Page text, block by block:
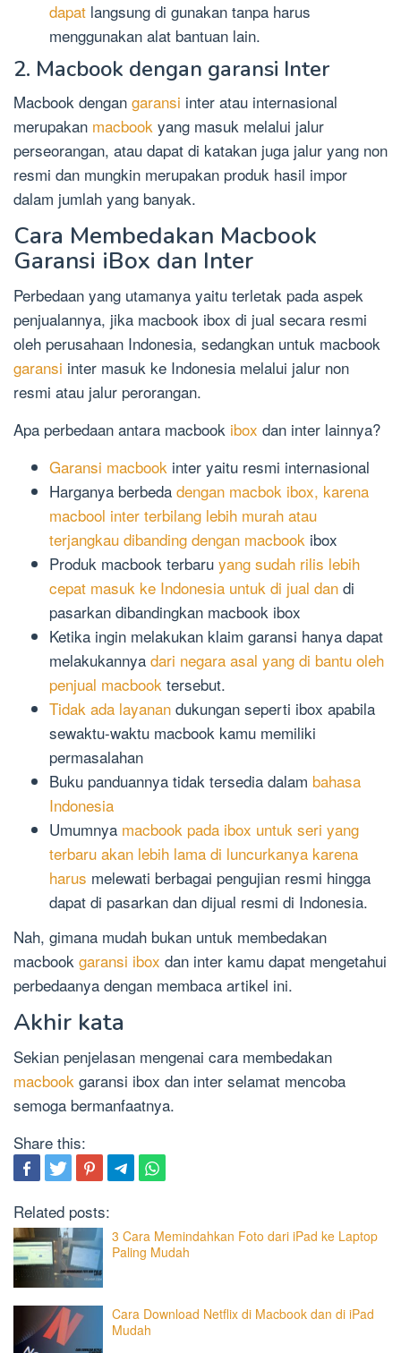
dapat langsung di gunakan tanpa harus
menggunakan alat bantuan lain.
2. Macbook dengan garansi Inter
Macbook dengan garansi inter atau internasional
merupakan macbook yang masuk melalui jalur
perseorangan, atau dapat di katakan juga jalur yang non
resmi dan mungkin merupakan produk hasil impor
dalam jumlah yang banyak.
Cara Membedakan Macbook
Garansi iBox dan Inter
Perbedaan yang utamanya yaitu terletak pada aspek
penjualannya, jika macbook ibox di jual secara resmi
oleh perusahaan Indonesia, sedangkan untuk macbook
garansi inter masuk ke Indonesia melalui jalur non
resmi atau jalur perorangan.
Apa perbedaan antara macbook ibox dan inter lainnya?
Garansi macbook inter yaitu resmi internasional
Harganya berbeda dengan macbok ibox, karena
macbool inter terbilang lebih murah atau
terjangkau dibanding dengan macbook ibox
Produk macbook terbaru yang sudah rilis lebih
cepat masuk ke Indonesia untuk di jual dan di
pasarkan dibandingkan macbook ibox
Ketika ingin melakukan klaim garansi hanya dapat
melakukannya dari negara asal yang di bantu oleh
penjual macbook tersebut.
Tidak ada layanan dukungan seperti ibox apabila
sewaktu-waktu macbook kamu memiliki
permasalahan
Buku panduannya tidak tersedia dalam bahasa
Indonesia
Umumnya macbook pada ibox untuk seri yang
terbaru akan lebih lama di luncurkanya karena
harus melewati berbagai pengujian resmi hingga
dapat di pasarkan dan dijual resmi di Indonesia.
Nah, gimana mudah bukan untuk membedakan
macbook garansi ibox dan inter kamu dapat mengetahui
perbedaanya dengan membaca artikel ini.
Akhir kata
Sekian penjelasan mengenai cara membedakan
macbook garansi ibox dan inter selamat mencoba
semoga bermanfaatnya.
Share this:
Related posts:
3 Cara Memindahkan Foto dari iPad ke Laptop
Paling Mudah
Cara Download Netflix di Macbook dan di iPad
Mudah